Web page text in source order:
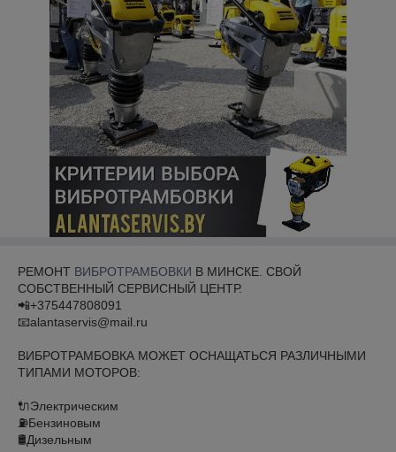
РЕМОНТ ВИБРОТРАМБОВКИ В МИНСКЕ. СВОЙ
СОБСТВЕННЫЙ СЕРВИСНЫЙ ЦЕНТР.⠀
📲+375447808091⠀⠀⠀⠀⠀⠀⠀⠀
📧alantaservis@mail.ru⠀⠀⠀⠀⠀⠀⠀⠀
ВИБРОТРАМБОВКА МОЖЕТ ОСНАЩАТЬСЯ РАЗЛИЧНЫМИ
ТИПАМИ МОТОРОВ:⠀
🔌Электрическим⠀
⛽Бензиновым⠀
🛢Дизельным⠀